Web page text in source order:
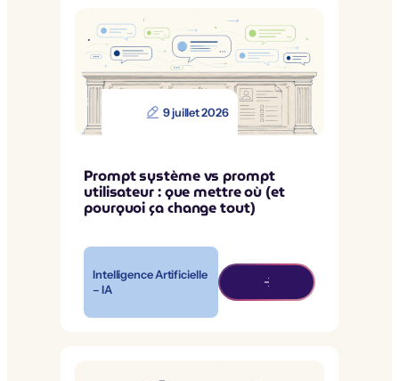
9 juillet 2026
Prompt système vs prompt
utilisateur : que mettre où (et
pourquoi ça change tout)
Intelligence Artificielle
– IA